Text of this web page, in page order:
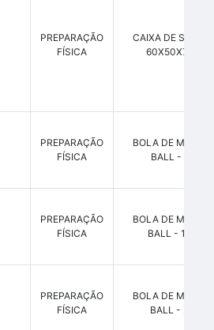
PREPARAÇÃO
FÍSICA
CAIXA DE
60X50X75CM
PREPARAÇÃO
FÍSICA
BOLA DE
BALL - 1 KG
PREPARAÇÃO
FÍSICA
BOLA DE
BALL - 10 KG
PREPARAÇÃO
FÍSICA
BOLA DE
BALL - 2 KG